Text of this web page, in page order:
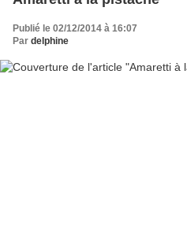
Publié le 02/12/2014 à 16:07
Par delphine